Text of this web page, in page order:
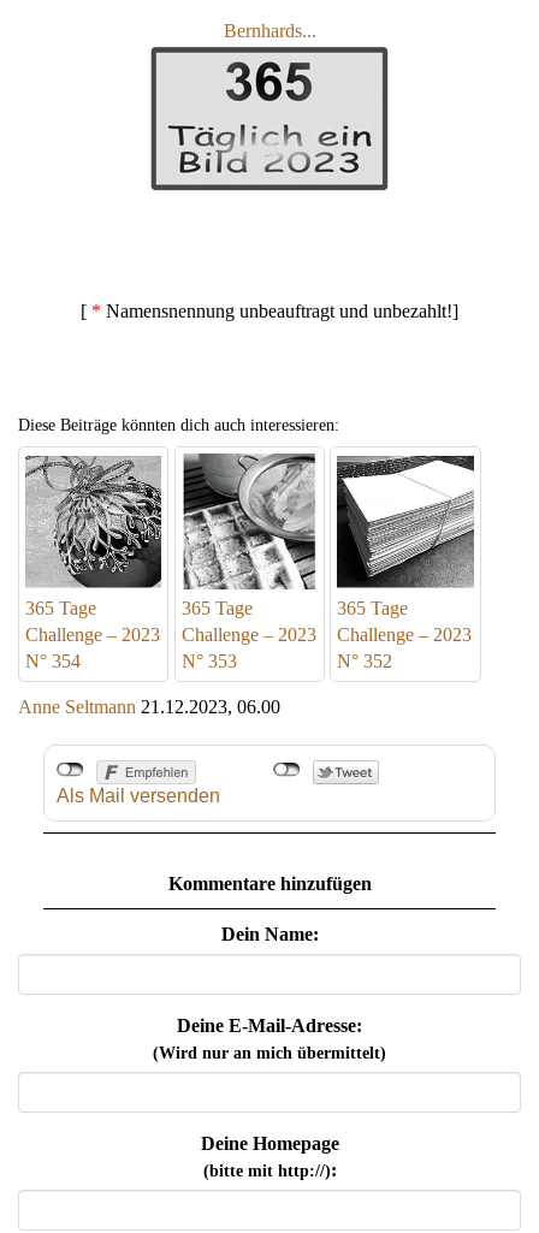
Bernhards...
[ * Namensnennung unbeauftragt und unbezahlt!]
Diese Beiträge könnten dich auch interessieren:
365 Tage
Challenge – 2023
N° 354
365 Tage
Challenge – 2023
N° 353
365 Tage
Challenge – 2023
N° 352
Anne Seltmann 21.12.2023, 06.00
Als Mail versenden
Kommentare hinzufügen
Dein Name:
Deine E-Mail-Adresse:
(Wird nur an mich übermittelt)
Deine Homepage
(bitte mit http://):